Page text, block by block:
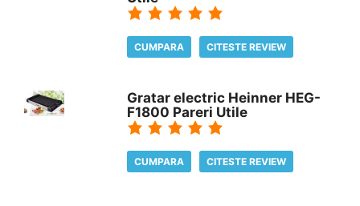
CUMPARA CITESTE REVIEW
Gratar electric Heinner HEG-
F1800 Pareri Utile
CUMPARA CITESTE REVIEW